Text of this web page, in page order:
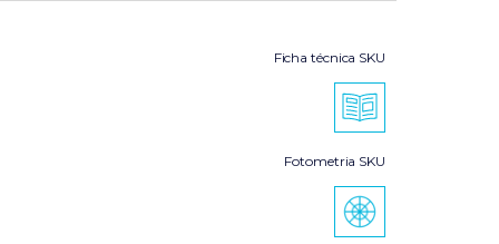
Ficha técnica SKU
Fotometria SKU